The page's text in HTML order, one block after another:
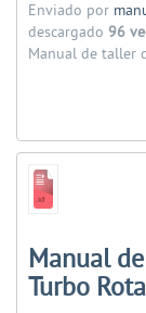
Enviado por
descargado 96
Manual de taller
Manual
Turbo